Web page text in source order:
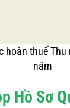
thuế Thu
năm
Hồ Sơ